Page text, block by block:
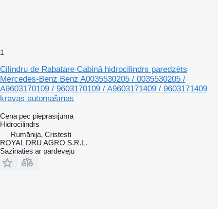
1
Cilindru de Rabatare Cabină hidrocilindrs paredzēts
Mercedes-Benz Benz A0035530205 / 0035530205 /
A9603170109 / 9603170109 / A9603171409 / 9603171409
kravas automašīnas
Cena pēc pieprasījuma
Hidrocilindrs
Rumānija, Cristesti
ROYAL DRU AGRO S.R.L.
Sazināties ar pārdevēju